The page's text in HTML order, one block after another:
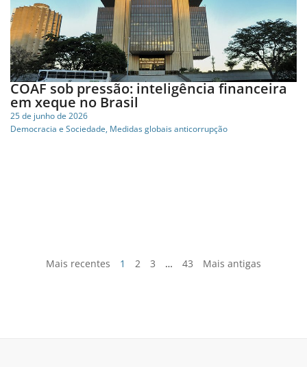
COAF sob pressão: inteligência financeira
em xeque no Brasil
25 de junho de 2026
Democracia e Sociedade, Medidas globais anticorrupção
Mais recentes 1 2 3 … 43 Mais antigas